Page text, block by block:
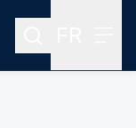
Rechercher